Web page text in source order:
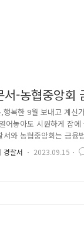
서-농협중앙회
습니다.
행복한 9월 보내고 계신
어놓아도 시원하게 잠
와 농협중앙회는 금융
였습니다. 농협중앙회 소
이스피싱 예방법이 적
하고 보이스피싱은 계
경찰서 2023.09.15